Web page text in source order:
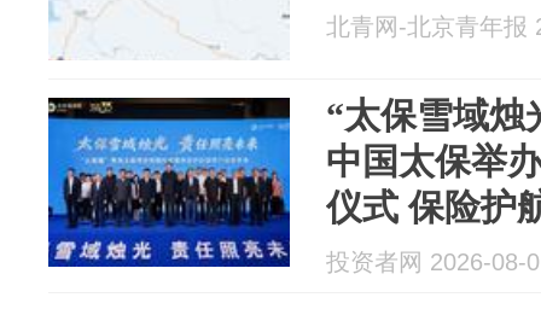
北青网-北京青年报
“太保雪域烛
中国太保举
仪式 保险护
投资者网 2026-08-